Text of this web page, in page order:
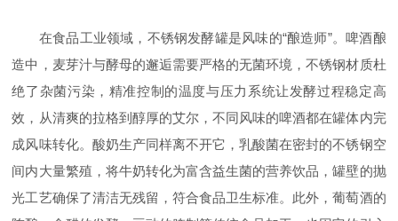
在食品工业领域，不锈钢发酵罐是风味的“酿造师”。啤酒酿
造中，麦芽汁与酵母的邂逅需要严格的无菌环境，不锈钢材质杜
绝了杂菌污染，精准控制的温度与压力系统让发酵过程稳定高
效，从清爽的拉格到醇厚的艾尔，不同风味的啤酒都在罐体内完
成风味转化。酸奶生产同样离不开它，乳酸菌在密封的不锈钢空
间内大量繁殖，将牛奶转化为富含益生菌的营养饮品，罐壁的抛
光工艺确保了清洁无残留，符合食品卫生标准。此外，葡萄酒的